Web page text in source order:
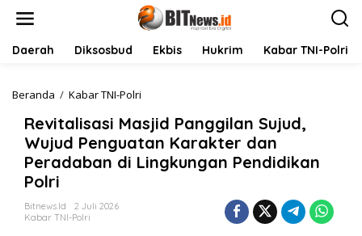
Daerah Diksosbud Ekbis Hukrim Kabar TNI-Polri
Beranda / Kabar TNI-Polri
v
i
t
a
Revitalisasi Masjid Panggilan Sujud,
Wujud Penguatan Karakter dan
Peradaban di Lingkungan Pendidikan
Polri
Bitnews.id
2 Juli 2026
Kabar TNI-Polri